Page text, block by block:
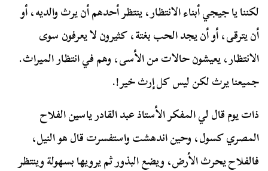
لكننا يا جيجي أبناء الانتظار، ينتظر أحدهم أن يرث والديه، أو
أن يترقى، أو أن يجد الحب بغتة، كثيرون لا يعرفون سوى
الانتظار، يعيشون حالات من الأسى، وهم في انتظار الميراث.
جميعنا يرث لكن ليس كل إرث خير!.
ذات يوم قال لي المفكر الأستاذ عبد القادر ياسين الفلاح
المصري كسول، وحين اندهشت واستفسرت قال هو النيل،
فالفلاح يحرث الأرض، ويضع البذور ثم يرويها بسهولة وينتظر